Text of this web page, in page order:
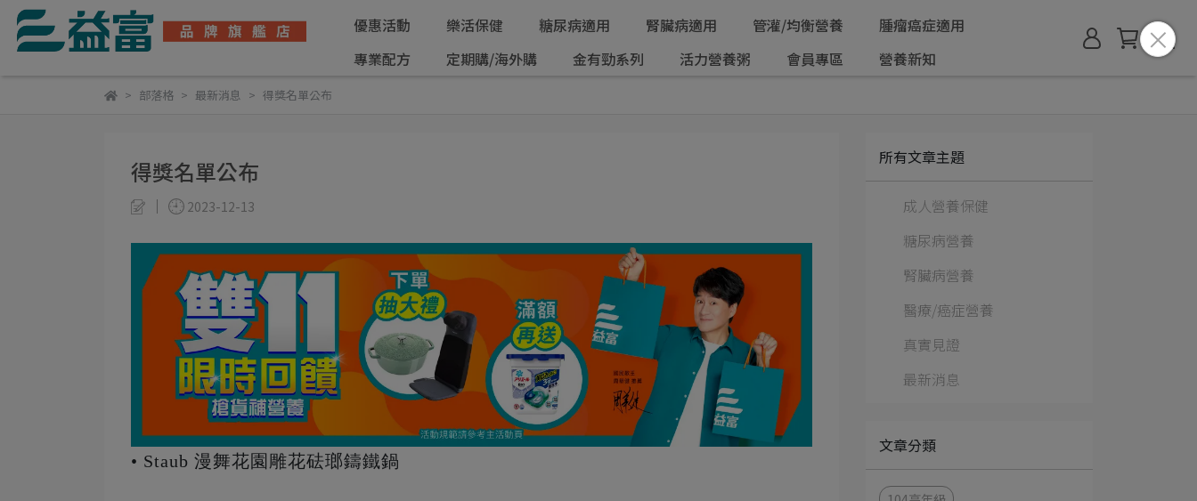
優惠活動 樂活保健 糖尿病適用 腎臟病適用 管灌/均衡營養
腫瘤癌症適用
專業配方
定期購/海外購 金有勁系列 活力營養粥 會員專區 營養新知
部落格 最新消息 得獎名單公布
得獎名單公布
2023-12-13
• Staub 漫舞花園雕花砝瑯鑄鐵鍋
所有文章主題
成人營養保健
糖尿病營養
腎臟病營養
醫療/癌症營養
真實見證
最新消息
文章分類